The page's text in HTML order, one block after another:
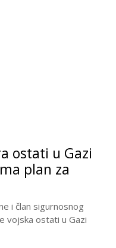
ostati u Gazi
plan za
i član sigurnosnog
vojska ostati u Gazi